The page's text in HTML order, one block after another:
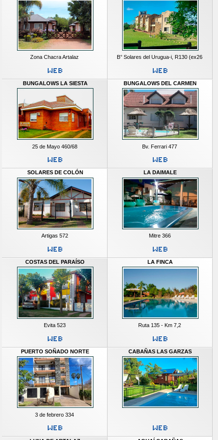
Zona Chacra Artalaz B° Solares del Urugua-i, R130 (ex26
BUNGALOWS LA SIESTA
25 de Mayo 460/68
BUNGALOWS DEL CARMEN
Bv. Ferrari 477
SOLARES DE COLÓN
Artigas 572
LA DAIMALE
Mitre 366
COSTAS DEL PARAÍSO
Evita 523
LA FINCA
Ruta 135 - Km 7,2
PUERTO SOÑADO NORTE
3 de febrero 334
CABAÑAS LAS GARZAS